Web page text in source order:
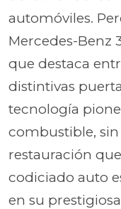
automóviles.
Mercedes-Benz
que destaca
distintivas
tecnología
combustible,
restauración
codiciado auto
en su